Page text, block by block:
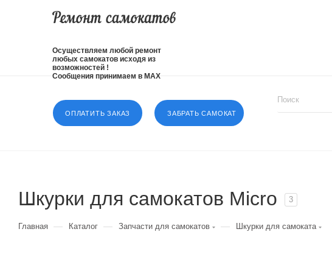
Осуществляем любой ремонт
любых самокатов исходя из
возможностей !
Сообщения принимаем в MAX
ОПЛАТИТЬ ЗАКАЗ ЗАБРАТЬ САМОКАТ
Шкурки для самокатов Micro 3
Главная — Каталог — Запчасти для самокатов — Шкурки для самоката